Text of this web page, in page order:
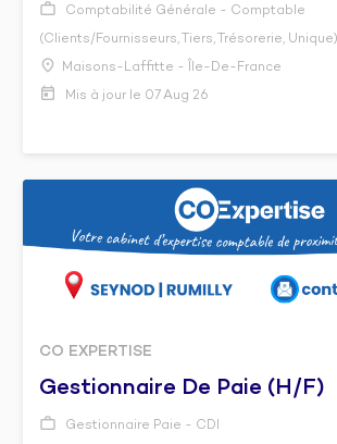
Comptabilité Générale - Comptable
(Clients/Fournisseurs, Tiers, Trésorerie,
Maisons-Laffitte - Île-De-France
Mis à jour le 07 Aug 26
CO EXPERTISE
Gestionnaire De Paie (h/f)
Gestionnaire Paie - CDI